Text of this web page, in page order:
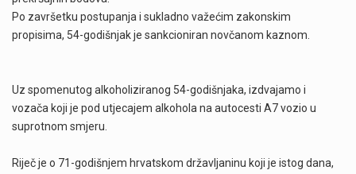
Po završetku postupanja i sukladno važećim zakonskim
propisima, 54-godišnjak je sankcioniran novčanom kaznom.
Uz spomenutog alkoholiziranog 54-godišnjaka, izdvajamo i
vozača koji je pod utjecajem alkohola na autocesti A7 vozio u
suprotnom smjeru.
Riječ je o 71-godišnjem hrvatskom državljaninu koji je istog dana,